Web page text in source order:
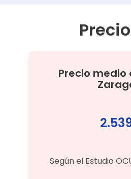
Precio medio
Según el Estudio